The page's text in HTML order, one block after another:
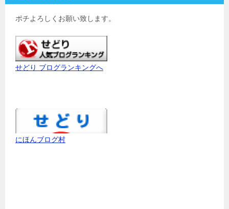
ポチよろしくお願い致します。
せどり ブログランキングへ
にほんブログ村